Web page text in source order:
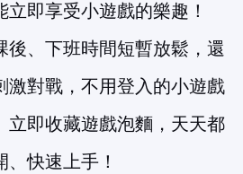
即享受小遊戲的樂趣！
後、下班時間短暫放鬆，還
激對戰，不用登入的小遊戲
立即收藏遊戲泡麵，天天都
快速上手！